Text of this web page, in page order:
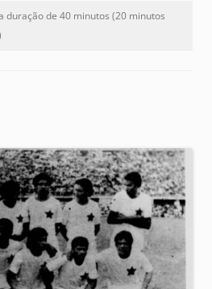
duração de 40 minutos (20 minutos